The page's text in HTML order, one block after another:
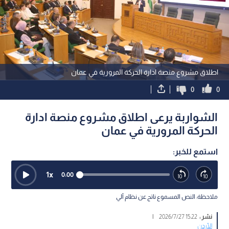
اطلاق مشروع منصة ادارة الحركة المرورية في عمان
0
0
الشواربة يرعى اطلاق مشروع منصة ادارة
الحركة المرورية في عمان
استمع للخبر:
0:00
1x
ملاحظة: النص المسموع ناتج عن نظام آلي
نشر :15:22 2026/7/27
|
الأردن